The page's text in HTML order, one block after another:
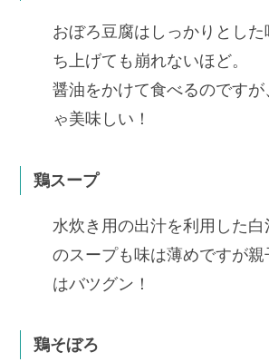
おぼろ豆腐はしっかりとし
ち上げても崩れないほど。
醤油をかけて食べるのですが
ゃ美味しい！
鶏スープ
水炊き用の出汁を利用した白
のスープも味は薄めですが
はバツグン！
鶏そぼろ